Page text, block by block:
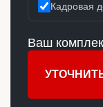
Кадровая
Ваш